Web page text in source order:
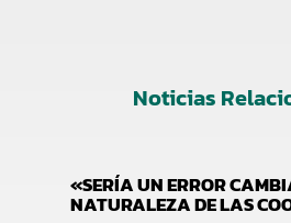
Noticias
«SERÍA UN ERROR
NATURALEZA DE LAS